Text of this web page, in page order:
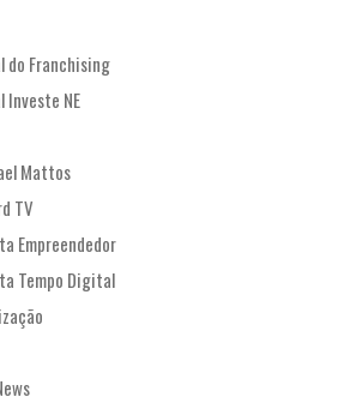
do Franchising
Investe NE
Mattos
TV
Empreendedor
Tempo Digital